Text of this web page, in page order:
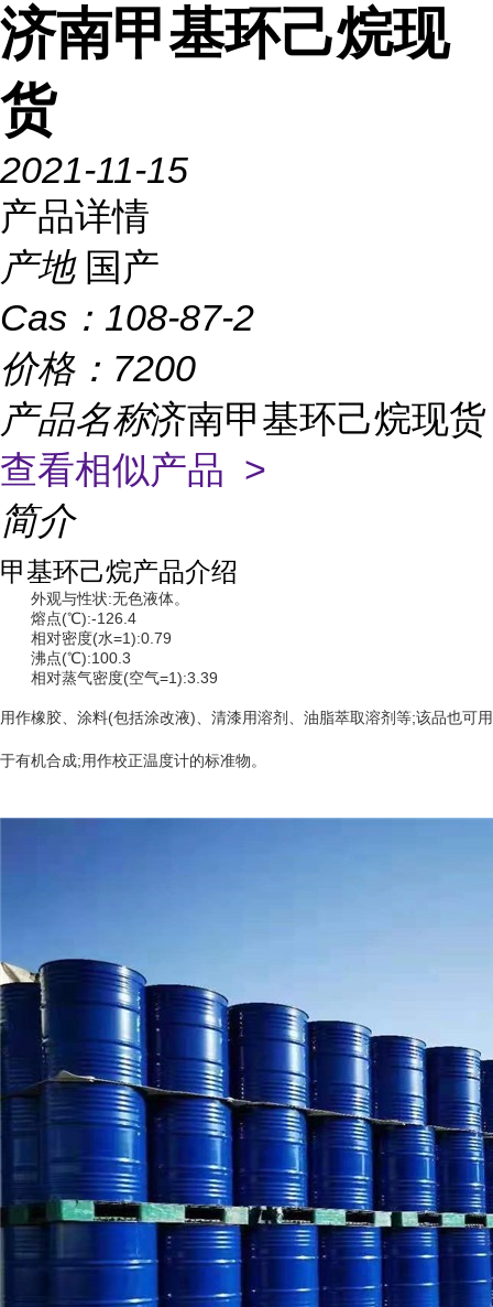
济南甲基环己烷现
货
2021-11-15
产品详情
产地 国产
Cas： 108-87-2
价格： 7200
产品名称济南甲基环己烷现货
查看相似产品 >
简介
甲基环己烷产品介绍
外观与性状:无色液体。
熔点(℃):-126.4
相对密度(水=1):0.79
沸点(℃):100.3
相对蒸气密度(空气=1):3.39
用作橡胶、涂料(包括涂改液)、清漆用溶剂、油脂萃取溶剂等;该品也可用
于有机合成;用作校正温度计的标准物。